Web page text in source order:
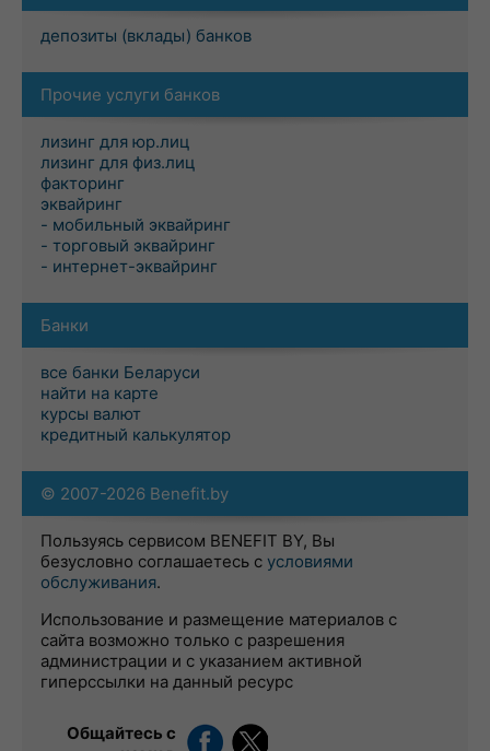
депозиты (вклады) банков
Прочие услуги банков
лизинг для юр.лиц
лизинг для физ.лиц
факторинг
эквайринг
- мобильный эквайринг
- торговый эквайринг
- интернет-эквайринг
Банки
все банки Беларуси
найти на карте
курсы валют
кредитный калькулятор
© 2007-2026 Benefit.by
Пользуясь сервисом BENEFIT BY, Вы
безусловно соглашаетесь с условиями
обслуживания.
Использование и размещение материалов с
сайта возможно только с разрешения
администрации и с указанием активной
гиперссылки на данный ресурс
Общайтесь с